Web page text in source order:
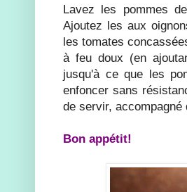
Lavez les pommes
Ajoutez les aux
les tomates
à feu doux (en
jusqu'à ce que les
enfoncer sans
de servir,
Bon appétit!